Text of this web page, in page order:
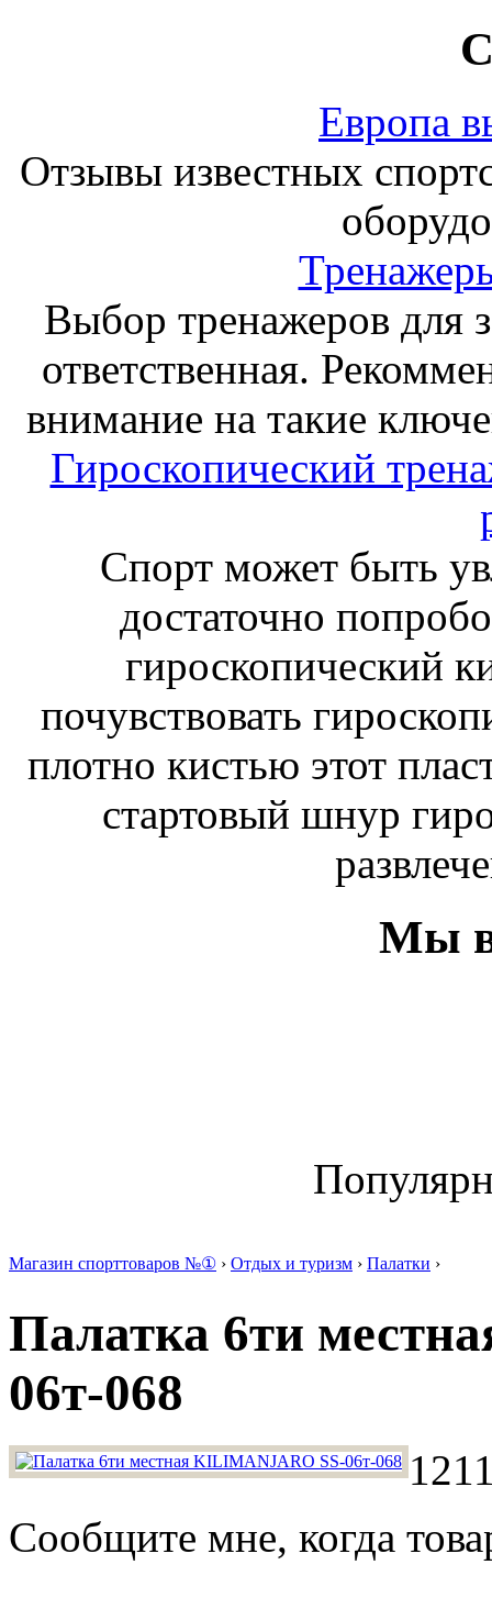
Европа
Отзывы известных
Выбор тренажеров для
ответственная.
внимание на такие
Гироскопический
Спорт может быть
достаточно
гироскопический
почувствовать
плотно кистью этот
стартовый шнур
Мы в
Магазин спорттоваров №① › Отдых и туризм › Палатки ›
Палатка 6ти
06т-068
Сообщите мне, когда